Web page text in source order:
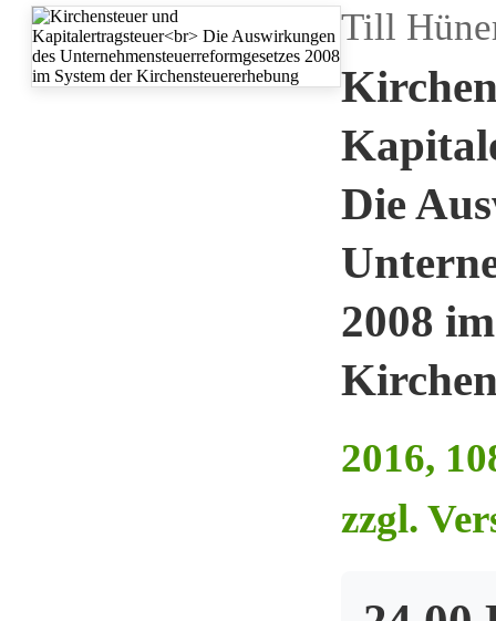
Till
Die
2008
2016,
zzgl.